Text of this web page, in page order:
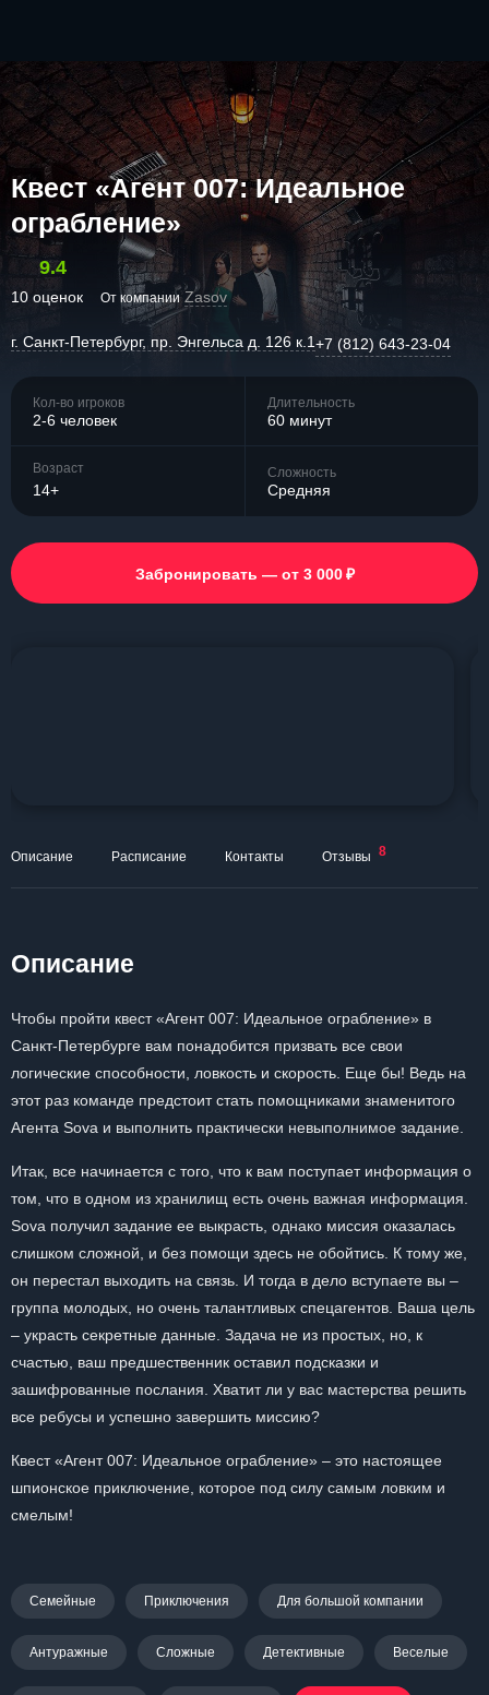
Квест «Агент 007: Идеальное
ограбление»
9.4
10 оценок От компании Zasov
г. Санкт-Петербург, пр. Энгельса д. 126 к.1+7 (812) 643-23-04
Кол-во игроков
2-6 человек
Длительность
60 минут
Возраст
14+
Сложность
Средняя
Забронировать — от 3 000 ₽
Описание Расписание Контакты Отзывы 8
Описание
Чтобы пройти квест «Агент 007: Идеальное ограбление» в
Санкт-Петербурге вам понадобится призвать все свои
логические способности, ловкость и скорость. Еще бы! Ведь на
этот раз команде предстоит стать помощниками знаменитого
Агента Sova и выполнить практически невыполнимое задание.
Итак, все начинается с того, что к вам поступает информация о
том, что в одном из хранилищ есть очень важная информация.
Sova получил задание ее выкрасть, однако миссия оказалась
слишком сложной, и без помощи здесь не обойтись. К тому же,
он перестал выходить на связь. И тогда в дело вступаете вы –
группа молодых, но очень талантливых спецагентов. Ваша цель
– украсть секретные данные. Задача не из простых, но, к
счастью, ваш предшественник оставил подсказки и
зашифрованные послания. Хватит ли у вас мастерства решить
все ребусы и успешно завершить миссию?
Квест «Агент 007: Идеальное ограбление» – это настоящее
шпионское приключение, которое под силу самым ловким и
смелым!
Семейные Приключения Для большой компании
Антуражные Сложные Детективные Веселые